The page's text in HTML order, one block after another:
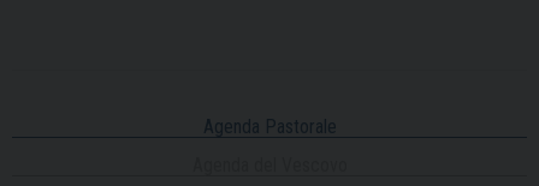
Agenda Pastorale